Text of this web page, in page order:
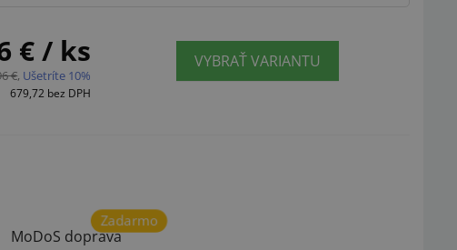
€ / ks
€, Ušetríte 10%
679,72 bez DPH
VYBRAŤ VARIANTU
Zadarmo
MoDoS doprava